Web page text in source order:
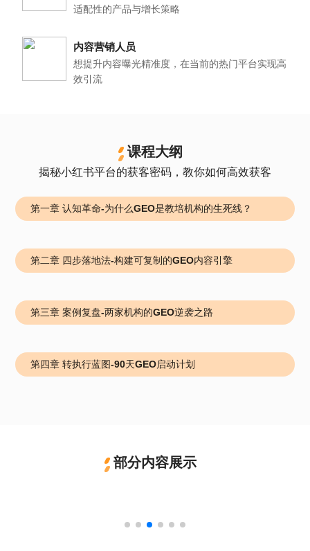
适配性的产品与增长策略
内容营销人员
想提升内容曝光精准度，在当前的热门平台实现高
效引流
课程大纲
揭秘小红书平台的获客密码，教你如何高效获客
第一章 认知革命-为什么GEO是教培机构的生死线？
第二章 四步落地法-构建可复制的GEO内容引擎
第三章 案例复盘-两家机构的GEO逆袭之路
第四章 转执行蓝图-90天GEO启动计划
部分内容展示